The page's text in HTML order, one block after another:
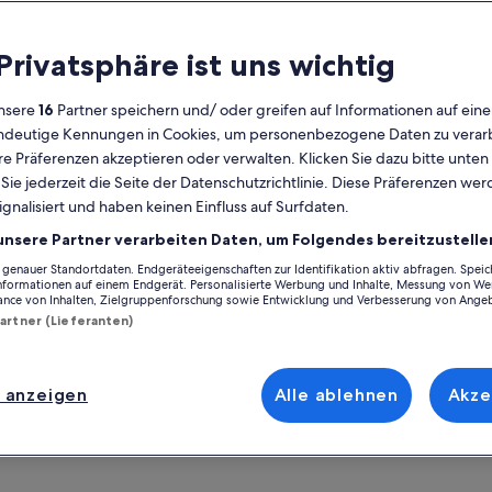
Kostenlose
möglich
4 Stunden
E-Voucher
Sofortige
Bestätigung
Abholung an
ausgewählten
Hotels
Mehrere Sprachen
Sie mit uns die schönsten Orte in der
Sie an der Nordküste, um die
Buchten von Cook und Opunohu zu
auf die tropische Vegetation und
anzeigen
Ort der Aktivität
Moorea
Moorea
Moorea-Maiao,
ist uns wichtig
16 Partner speichern und/ oder greifen auf Informationen auf
Kennungen in Cookies, um personenbezogene Daten zu
Präferenzen akzeptieren oder verwalten. Klicken Sie dazu bitte
jederzeit die Seite der Datenschutzrichtlinie. Diese Präferenzen
und haben keinen Einfluss auf Surfdaten.
Partner verarbeiten Daten, um Folgendes
Standortdaten. Endgeräteeigenschaften zur Identifikation aktiv abfragen.
auf einem Endgerät. Personalisierte Werbung und Inhalte, Messung von
von Inhalten, Zielgruppenforschung sowie Entwicklung und Verbesserung von
(Lieferanten)
Alle ablehnen